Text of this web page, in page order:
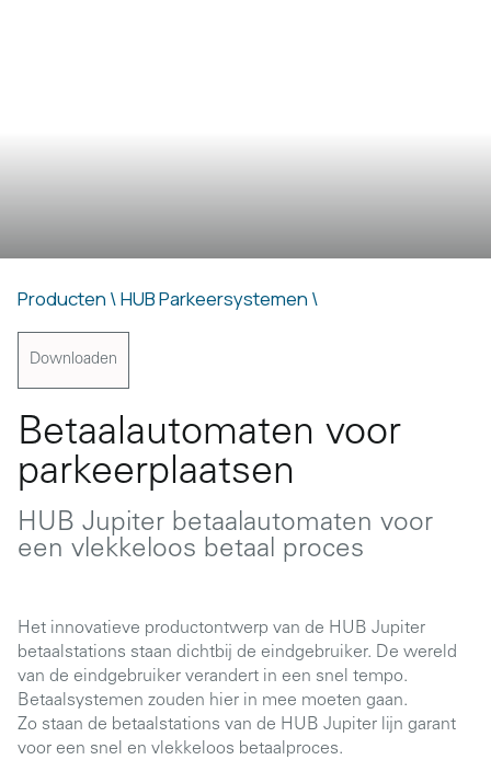
Producten \HUB Parkeersystemen \
Downloaden
Betaalautomaten voor
parkeerplaatsen
HUB Jupiter betaalautomaten voor
een vlekkeloos betaal proces
Het innovatieve productontwerp van de HUB Jupiter
betaalstations staan dichtbij de eindgebruiker. De wereld
van de eindgebruiker verandert in een snel tempo.
Betaalsystemen zouden hier in mee moeten gaan.
Zo staan de betaalstations van de HUB Jupiter lijn garant
voor een snel en vlekkeloos betaalproces.